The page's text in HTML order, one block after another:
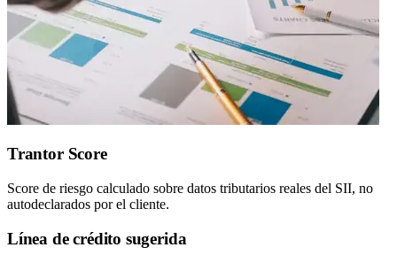
Trantor Score
Score de riesgo calculado sobre datos tributarios reales del SII, no
autodeclarados por el cliente.
Línea de crédito sugerida